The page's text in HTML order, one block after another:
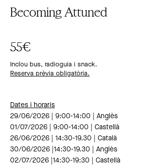
Becoming Attuned
55€
Inclou bus, radioguia i snack.
Reserva prèvia obligatòria.
Dates i horaris
29/06/2026 | 9:00-14:00 | Anglès
01/07/2026 | 9:00-14:00 | Castellà
26/06/2026 | 14:30-19.30 | Català
30/06/2026 |14:30-19.30 | Anglès
02/07/2026 |14:30-19:30 | Castellà